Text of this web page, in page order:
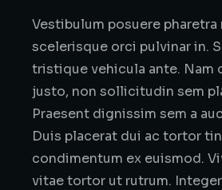
Vestibulum posuere pharetra
scelerisque orci pulvinar in.
tristique vehicula ante. Nam
justo, non sollicitudin sem
Praesent dignissim sem a
Duis placerat dui ac tortor
condimentum ex euismod.
vitae tortor ut rutrum.